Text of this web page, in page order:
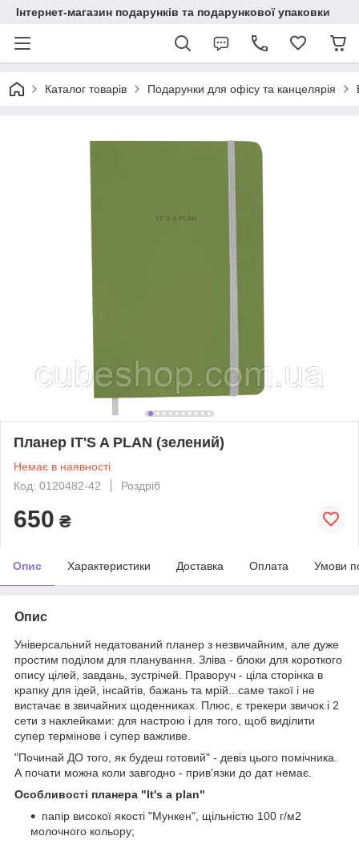
Інтернет-магазин подарунків та подарункової упаковки
Каталог товарів Подарунки для офісу та канцелярія
Планер IT'S A PLAN (зелений)
Немає в наявності
Код: 0120482-42
Роздріб
650 ₴
Опис Характеристики Доставка Оплата Умови
Опис
Універсальний недатований планер з незвичайним, але дуже
простим поділом для планування. Зліва - блоки для короткого
опису цілей, завдань, зустрічей. Праворуч - ціла сторінка в
крапку для ідей, інсайтів, бажань та мрій...саме такої і не
вистачає в звичайних щоденниках. Плюс, є трекери звичок і 2
сети з наклейками: для настрою і для того, щоб виділити
супер термінове і супер важливе.
"Починай ДО того, як будеш готовий" - девіз цього помічника.
А почати можна коли завгодно - прив'язки до дат немає.
Особливості планера "It's a plan"
папір високої якості "Мункен", щільністю 100 г/м2
молочного кольору;